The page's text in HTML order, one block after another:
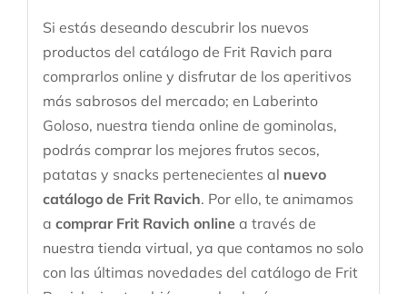
Si estás deseando descubrir los nuevos
productos del catálogo de Frit Ravich para
comprarlos online y disfrutar de los aperitivos
más sabrosos del mercado; en Laberinto
Goloso, nuestra tienda online de gominolas,
podrás comprar los mejores frutos secos,
patatas y snacks pertenecientes al nuevo
catálogo de Frit Ravich. Por ello, te animamos
a comprar Frit Ravich online a través de
nuestra tienda virtual, ya que contamos no solo
con las últimas novedades del catálogo de Frit